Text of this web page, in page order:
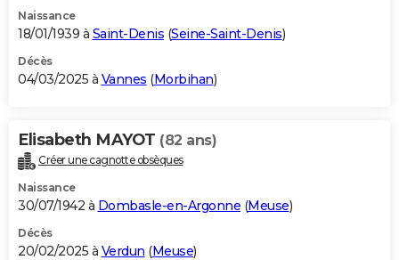
Naissance
18/01/1939 à Saint-Denis (Seine-Saint-Denis)
Décès
04/03/2025 à Vannes (Morbihan)
Elisabeth MAYOT (82 ans)
Créer une cagnotte obsèques
Naissance
30/07/1942 à Dombasle-en-Argonne (Meuse)
Décès
20/02/2025 à Verdun (Meuse)